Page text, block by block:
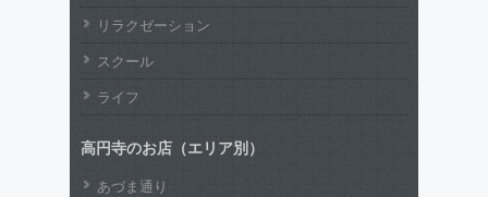
リラクゼーション
スクール
ライフ
高円寺のお店（エリア別）
あづま通り